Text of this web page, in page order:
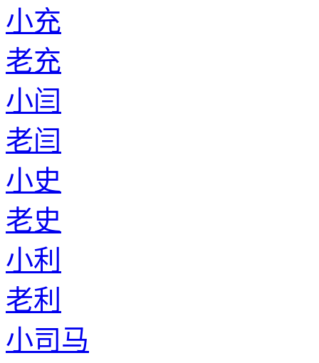
小充
老充
小闫
老闫
小史
老史
小利
老利
小司马